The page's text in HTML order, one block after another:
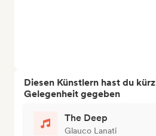
Diesen Künstlern hast du
Gelegenheit gegeben
The Deep
Glauco Lanati